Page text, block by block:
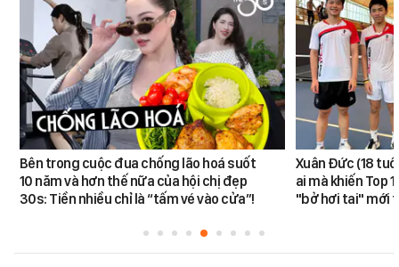
Bên trong cuộc đua chống lão hoá suốt
10 năm và hơn thế nữa của hội chị đẹp
30s: Tiền nhiều chỉ là “tấm vé vào cửa”!
Xuân Đức (18
ai mà khiến Top
"bở hơi tai" mới